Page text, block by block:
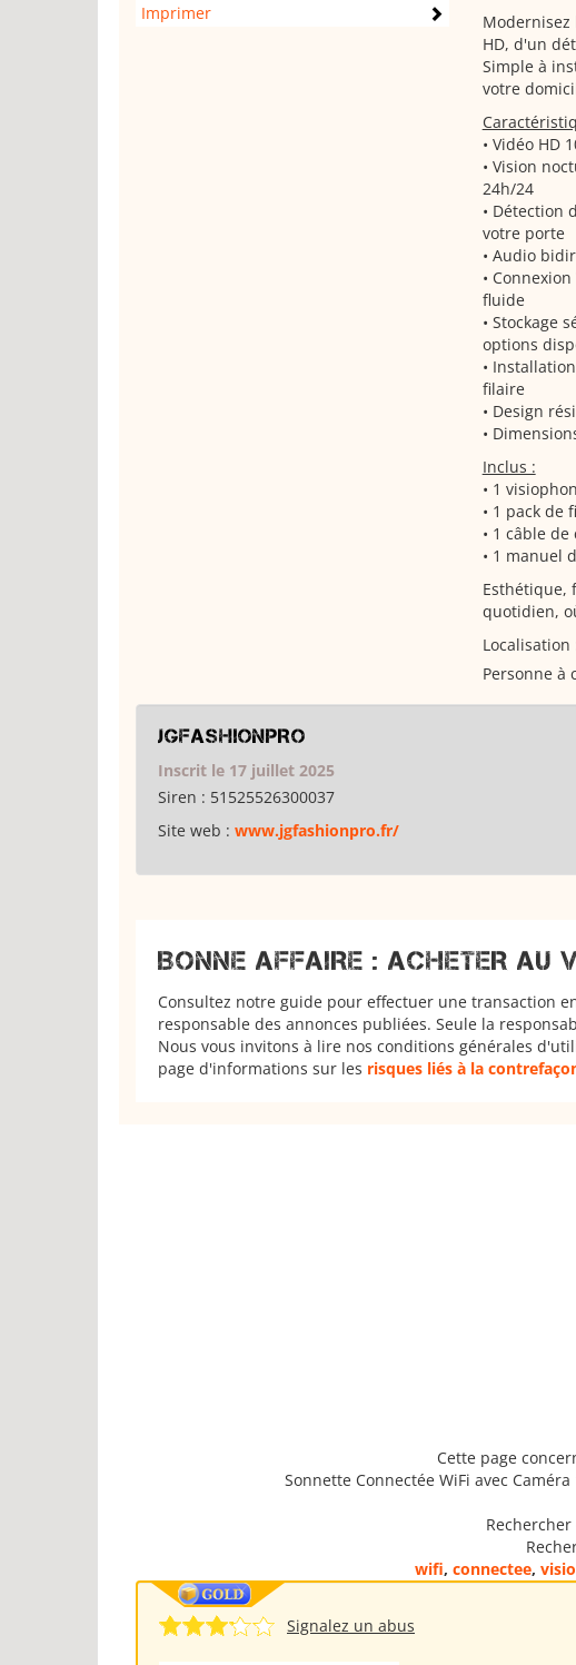
Imprimer
Modernisez
HD, d'un
Simple à
votre
• Vidéo HD
• Vision
24h/24
• Détection
votre porte
• Audio
•
fluide
• Stockage
options
•
filaire
• Design
•
Inclus :
• 1
• 1 pack de
• 1 câble
• 1 manuel
Esthétique,
quotidien,
Localisation
Personne à
JGFASHIONPRO
Inscrit le 17 juillet 2025
Siren : 51525526300037
Site web : www.jgfashionpro.fr/
BONNE AFFAIRE : ACHETER AU
Consultez notre guide pour effectuer une transaction
responsable des annonces publiées. Seule la
Nous vous invitons à lire nos conditions générales
page d'informations sur les risques liés à la
Cette page
Sonnette Connectée WiFi avec
wifi, connectee,
Signalez un abus